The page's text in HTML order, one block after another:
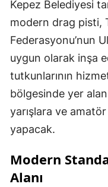
Kepez Belediyesi
modern drag pisti,
Federasyonu’nun
uygun olarak inşa
tutkunlarının
bölgesinde yer
yarışlara ve
yapacak.
Modern
Alanı